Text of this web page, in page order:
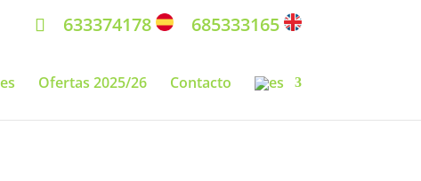
633374178 685333165
Ofertas 2025/26 Contacto